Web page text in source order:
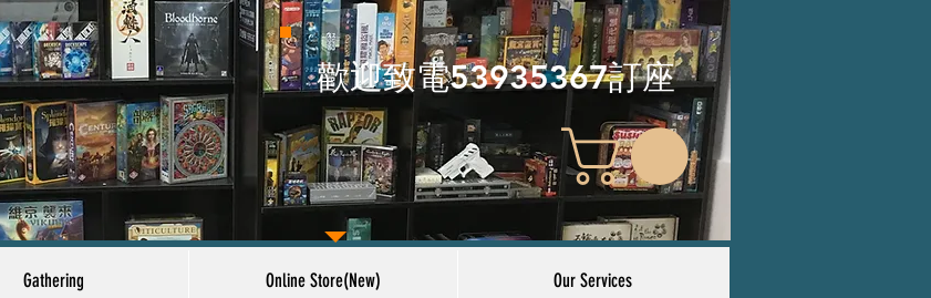
​歡迎致電53935367訂座
Gathering Online Store(New) Our Services